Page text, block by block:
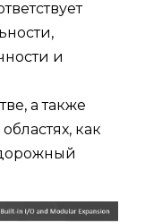
и
а также
как